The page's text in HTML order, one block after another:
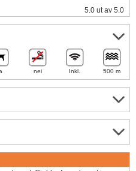
5.0 ut av 5.0
nei Inkl. 500 m